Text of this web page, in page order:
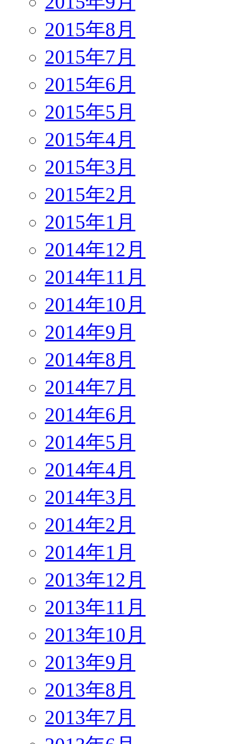
2015年8月
2015年7月
2015年6月
2015年5月
2015年4月
2015年3月
2015年2月
2015年1月
2014年12月
2014年11月
2014年10月
2014年9月
2014年8月
2014年7月
2014年6月
2014年5月
2014年4月
2014年3月
2014年2月
2014年1月
2013年12月
2013年11月
2013年10月
2013年9月
2013年8月
2013年7月